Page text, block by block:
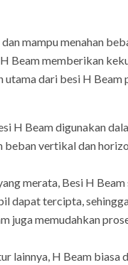
mampu menahan
Beam memberikan
dari besi H Beam
H Beam digunakan
beban vertikal dan
merata, Besi H
dapat tercipta,
juga memudahkan
lainnya, H Beam biasa